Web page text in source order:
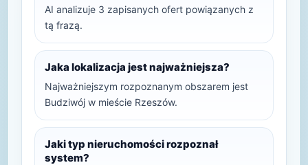
AI analizuje 3 zapisanych ofert powiązanych z
tą frazą.
Jaka lokalizacja jest najważniejsza?
Najważniejszym rozpoznanym obszarem jest
Budziwój w mieście Rzeszów.
Jaki typ nieruchomości rozpoznał
system?